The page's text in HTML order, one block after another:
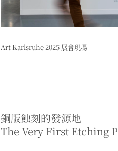
Art Karlsruhe 2025 展會現場
銅版蝕刻的發源地
The Very First Etching